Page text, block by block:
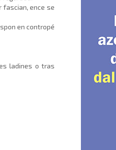
fascian, ence se
en contropé
ladines o tras